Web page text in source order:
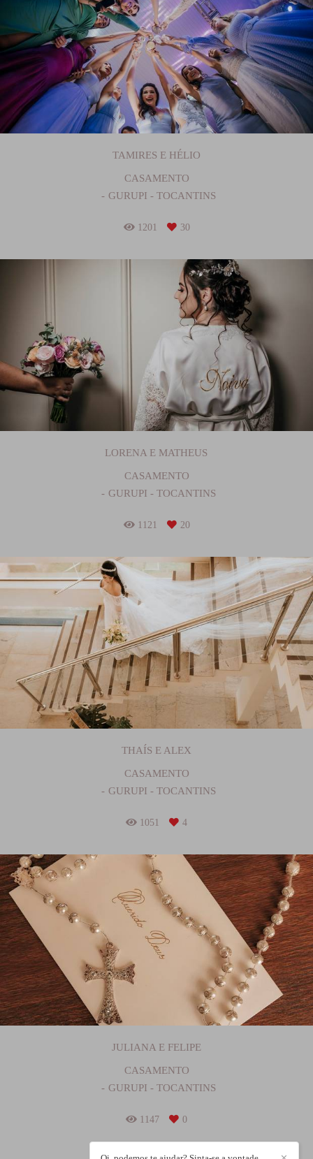
TAMIRES E HÉLIO
CASAMENTO
GURUPI - TOCANTINS
1201 30
LORENA E MATHEUS
CASAMENTO
GURUPI - TOCANTINS
1121 20
THAÍS E ALEX
CASAMENTO
GURUPI - TOCANTINS
1051 4
JULIANA E FELIPE
CASAMENTO
GURUPI - TOCANTINS
1147 0